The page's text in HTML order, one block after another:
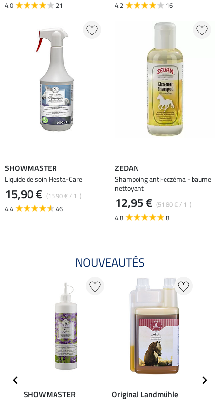
4.0
21
4.2
16
SHOWMASTER
Liquide de soin Hesta-Care
15,90 € (15,90 € / 1 l)
4.4
46
ZEDAN
Shampoing anti-eczéma - baume
nettoyant
12,95 € (51,80 € / 1 l)
4.8
8
NOUVEAUTÉS
SHOWMASTER
Original Landmühle